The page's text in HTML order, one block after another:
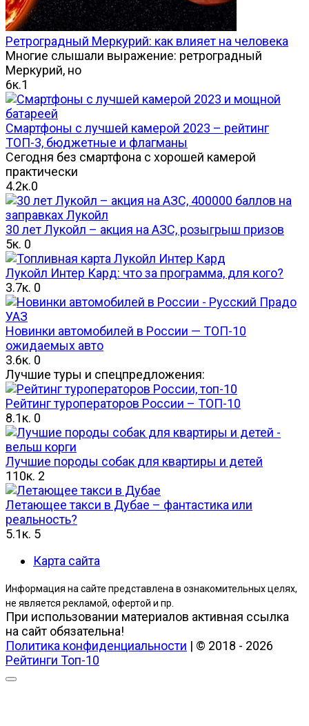
Ретроградный Меркурий: как влияет на человека
Многие слышали выражение: ретроградный
Меркурий, но
6к.1
Смартфоны с лучшей камерой 2023 – рейтинг
ТОП-3, бюджетные и флагманы
Сегодня без смартфона с хорошей камерой
практически
4.2к.0
30 лет Лукойл – акция на АЗС, розыгрыш призов
5к. 0
Лукойл Интер Кард: что за программа, для кого?
3.7к. 0
Новинки автомобилей в России — ТОП-10
ожидаемых авто
3.6к. 0
Лучшие туры и спецпредложения:
Рейтинг туроператоров России – ТОП-10
8.1к. 0
Лучшие породы собак для квартиры и детей
110к. 2
Летающее такси в Дубае – фантастика или
реальность?
5.1к. 5
Карта сайта
Информация на сайте представлена в ознакомительных целях,
не является рекламой, офертой и пр.
При использовании материалов активная ссылка
на сайт обязательна!
Политика конфиденциальности | © 2018 - 2026
Рейтинги Топ-10